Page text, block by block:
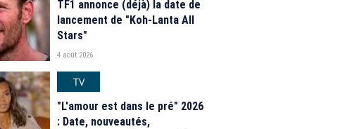
TF1 annonce (déjà) la date de
lancement de "Koh-Lanta All
Stars"
4 août 2026
TV
"L'amour est dans le pré" 2026
: Date, nouveautés,